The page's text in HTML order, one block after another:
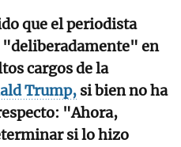
que el periodista
"deliberadamente" en
cargos de la
Trump, si bien no ha
"Ahora,
si lo hizo